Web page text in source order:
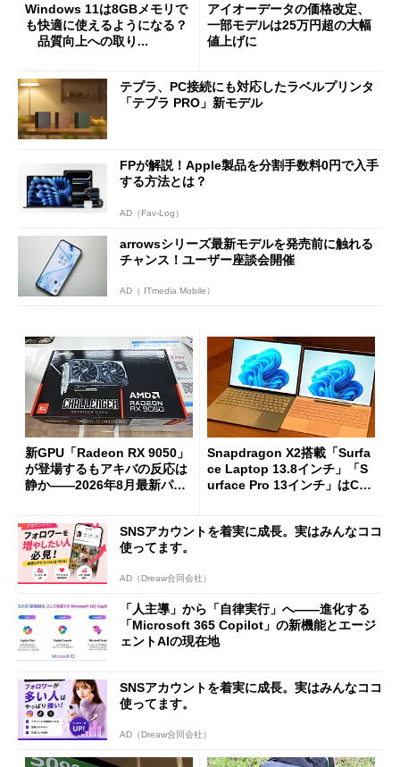
Windows 11は8GBメモリで
も快適に使えるようになる？
品質向上への取り...
アイオーデータの価格改定、
一部モデルは25万円超の大幅
値上げに
テプラ、PC接続にも対応したラベルプリンタ
「テプラ PRO」新モデル
FPが解説！Apple製品を分割手数料0円で入手
する方法とは？
AD（Fav-Log）
arrowsシリーズ最新モデルを発売前に触れる
チャンス！ユーザー座談会開催
AD（ ITmedia Mobile）
新GPU「Radeon RX 9050」
が登場するもアキバの反応は
静か――2026年8月最新パー
Snapdragon X2搭載「Surfa
ce Laptop 13.8インチ」「S
urface Pro 13インチ」はCop
た
SNSアカウントを着実に成長。実はみんなココ
使ってます。
AD（Dreaw合同会社）
「人主導」から「自律実行」へ――進化する
「Microsoft 365 Copilot」の新機能とエージ
ェントAIの現在地
SNSアカウントを着実に成長。実はみんなココ
使ってます。
AD（Dreaw合同会社）